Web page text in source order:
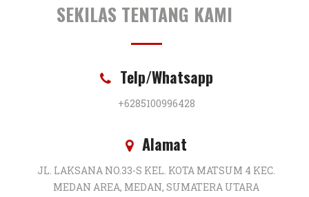
SEKILAS TENTANG KAMI
Telp/Whatsapp
+6285100996428
Alamat
JL. LAKSANA NO.33-S KEL. KOTA MATSUM 4 KEC.
MEDAN AREA, MEDAN, SUMATERA UTARA